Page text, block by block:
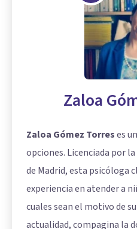
Zaloa
Zaloa Gómez Torreses
opciones. Licenciada por
de Madrid, esta psicóloga
experiencia en atender a
cuales sean el motivo de
actualidad, compagina la